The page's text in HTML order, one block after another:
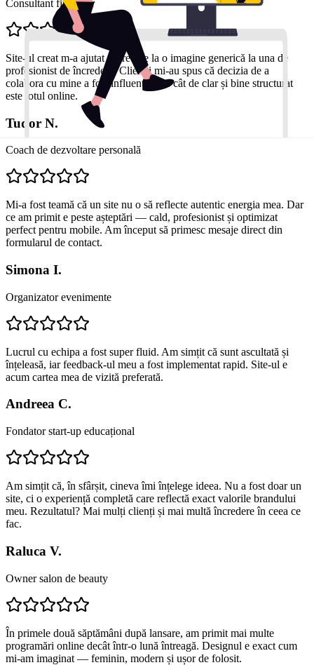
Consultant financiar
Site-ul creat m-a ajutat să trec de la o imagine generică la una de
profesionist de încredere. Clienții mi-au spus că decizia de a
colabora cu mine a fost influențată de cât de clar și bine structurat
este totul online.
Tudor N.
Coach de dezvoltare personală
Mi-a fost teamă că un site nu o să reflecte autentic energia mea. Dar
ce am primit e peste așteptări — cald, profesionist și optimizat
perfect pentru mobile. Am început să primesc mesaje direct din
formularul de contact.
Simona I.
Organizator evenimente
Lucrul cu echipa a fost super fluid. Am simțit că sunt ascultată și
înțeleasă, iar feedback-ul meu a fost implementat rapid. Site-ul e
acum cartea mea de vizită preferată.
Andreea C.
Fondator start-up educațional
Am simțit că, în sfârșit, cineva îmi înțelege ideea. Nu a fost doar un
site, ci o experiență completă care reflectă exact valorile brandului
meu. Rezultatul? Mai mulți clienți și mai multă încredere în ceea ce
fac.
Raluca V.
Owner salon de beauty
În primele două săptămâni după lansare, am primit mai multe
programări online decât într-o lună întreagă. Designul e exact cum
mi-am imaginat — feminin, modern și ușor de folosit.